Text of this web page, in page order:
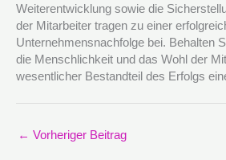
Weiterentwicklung sowie die
der Mitarbeiter tragen zu einer
Unternehmensnachfolge bei. Behalten
die Menschlichkeit und das Wohl der
wesentlicher Bestandteil des Erfolgs
← Vorheriger Beitrag